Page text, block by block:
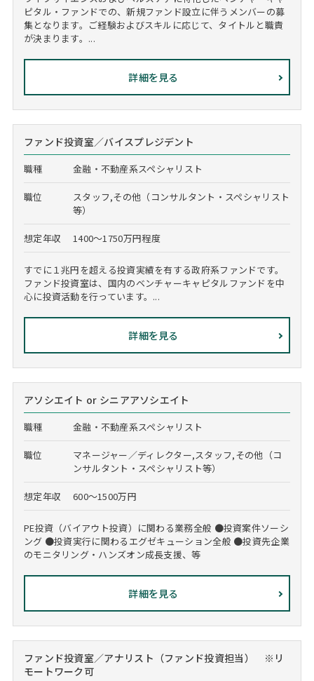
ピタル・ファンドでの、新規ファンド設立に伴うメンバーの募
集となります。ご経験およびスキルに応じて、タイトルと職責
が決まります。...
詳細を見る
ファンド投資室／バイスプレジデント
職種 金融・不動産系スペシャリスト
職位
スタッフ,その他（コンサルタント・スペシャリスト
等）
想定年収 1400～1750万円程度
すでに１兆円を超える投資実績を有する政府系ファンドです。
ファンド投資室は、国内のベンチャーキャピタルファンドを中
心に投資活動を行っています。...
詳細を見る
アソシエイト or シニアアソシエイト
職種 金融・不動産系スペシャリスト
職位
マネージャー／ディレクター,スタッフ,その他（コ
ンサルタント・スペシャリスト等）
想定年収 600～1500万円
PE投資（バイアウト投資）に関わる業務全般 ●投資案件ソーシ
ング ●投資実行に関わるエグゼキューション全般 ●投資先企業
のモニタリング・ハンズオン成長支援、等
詳細を見る
ファンド投資室／アナリスト（ファンド投資担当） ※リ
モートワーク可